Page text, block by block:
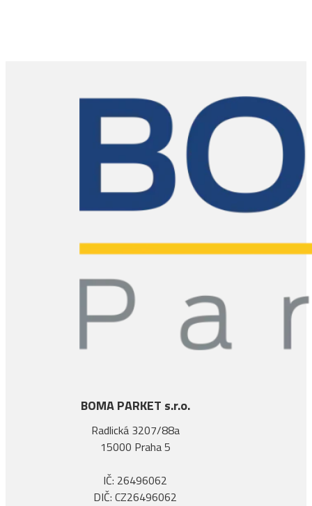
BOMA PARKET s.r.o.
Radlická 3207/88a
15000 Praha 5
IČ: 26496062
DIČ: CZ26496062